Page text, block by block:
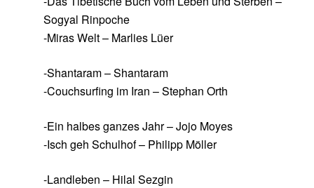
Sogyal Rinpoche
-Miras Welt – Marlies Lüer
-Shantaram – Shantaram
-Couchsurfing im Iran – Stephan Orth
-Ein halbes ganzes Jahr – Jojo Moyes
-Isch geh Schulhof – Philipp Möller
-Landleben – Hilal Sezgin